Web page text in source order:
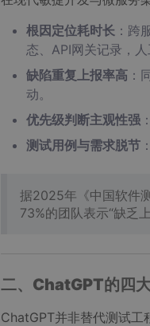
根因定位耗时长 ：跨
态、API网关记录，
缺陷重复上报率高 ：
动。
优先级判断主观性强
测试用例与需求脱节
据2025年《中国软件
73%的团队表示“缺乏
二、ChatGPT的四
ChatGPT并非替代测试工